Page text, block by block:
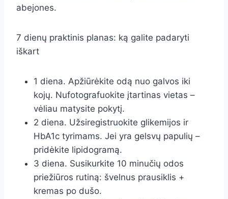
abejones.
7 dienų praktinis planas: ką galite padaryti
iškart
1 diena. Apžiūrėkite odą nuo galvos iki
kojų. Nufotografuokite įtartinas vietas –
vėliau matysite pokytį.
2 diena. Užsiregistruokite glikemijos ir
HbA1c tyrimams. Jei yra gelsvų papulių –
pridėkite lipidogramą.
3 diena. Susikurkite 10 minučių odos
priežiūros rutiną: švelnus prausiklis +
kremas po dušo.